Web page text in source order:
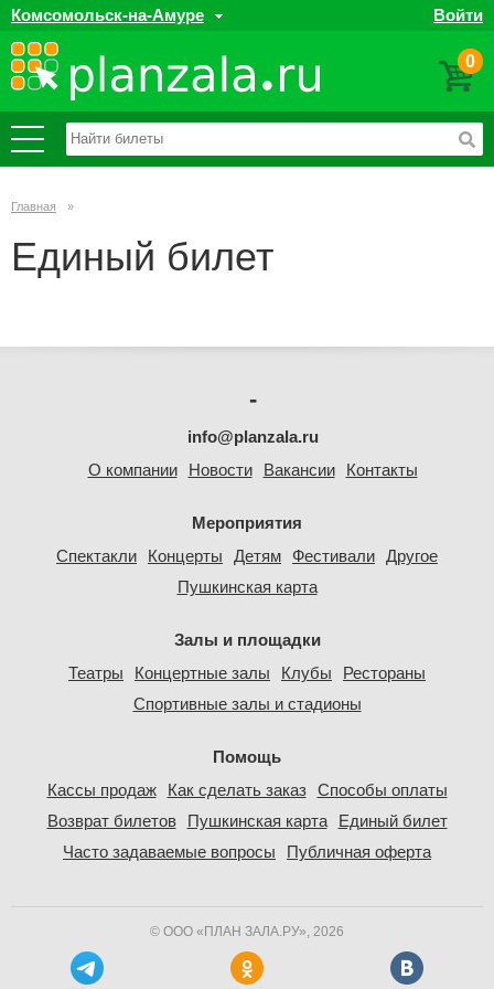
Комсомольск-на-Амуре Войти
0
Главная »
Единый билет
Мероприятия
Спектакли
Концерты Детям Фестивали Другое
Пушкинская карта
Залы и площадки
Театры
Концертные залы Клубы
Рестораны
Спортивные залы и стадионы
Помощь
Кассы продаж
Как сделать заказ
Способы оплаты
Возврат билетов
Пушкинская карта
Единый билет
Часто задаваемые вопросы
Публичная оферта
-
info@planzala.ru
О компании
Новости Вакансии Контакты
© ООО «ПЛАН ЗАЛА.РУ», 2026